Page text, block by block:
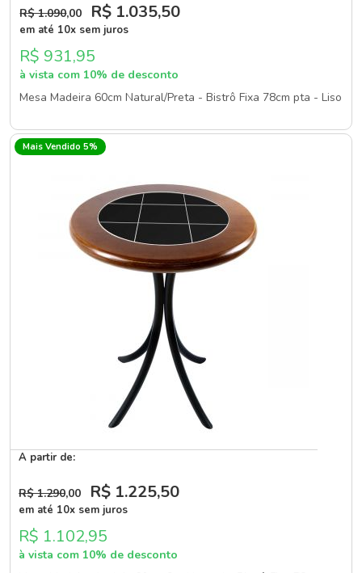
R$ 1.090,00 R$ 1.035,50
em até 10x sem juros
R$ 931,95
à vista com 10% de desconto
Mesa Madeira 60cm Natural/Preta - Bistrô Fixa 78cm pta - Liso
Mais Vendido 5%
A partir de:
R$ 1.290,00 R$ 1.225,50
em até 10x sem juros
R$ 1.102,95
à vista com 10% de desconto